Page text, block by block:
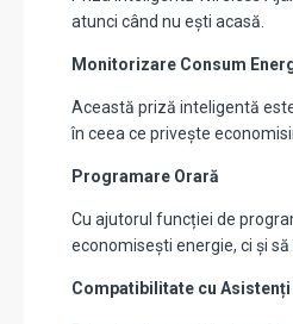
atunci când nu ești acasă.
Monitorizare Consum
Această priză inteligentă
în ceea ce privește
Programare Orară
Cu ajutorul funcției de
economisești energie, ci și
Compatibilitate cu